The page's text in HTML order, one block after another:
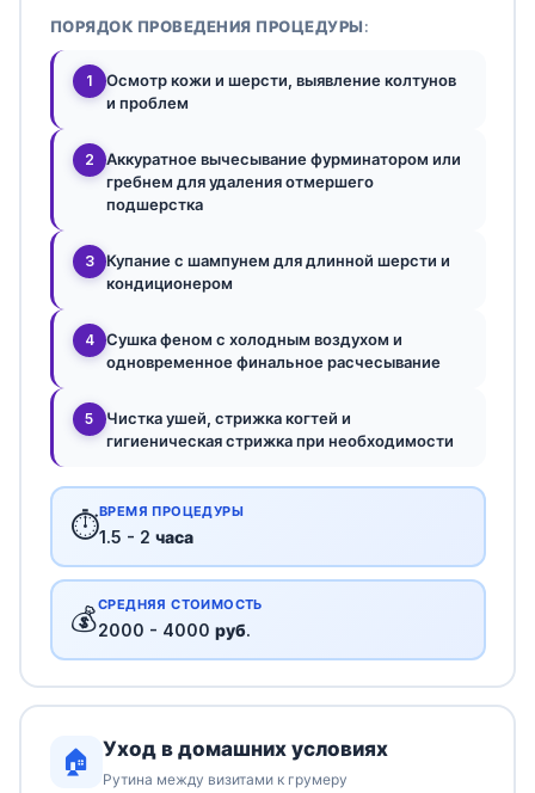
ПОРЯДОК ПРОВЕДЕНИЯ ПРОЦЕДУРЫ:
1
Осмотр кожи и шерсти, выявление колтунов
и проблем
2
Аккуратное вычесывание фурминатором или
гребнем для удаления отмершего
подшерстка
3
Купание с шампунем для длинной шерсти и
кондиционером
4
Сушка феном с холодным воздухом и
одновременное финальное расчесывание
5
Чистка ушей, стрижка когтей и
гигиеническая стрижка при необходимости
⏱️ВРЕМЯ ПРОЦЕДУРЫ
1.5 - 2 часа
💰СРЕДНЯЯ СТОИМОСТЬ
2000 - 4000 руб.
🏠 Уход в домашних условиях
Рутина между визитами к грумеру